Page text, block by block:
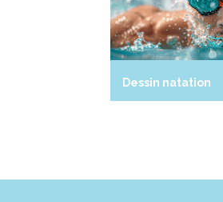
Dessin natation